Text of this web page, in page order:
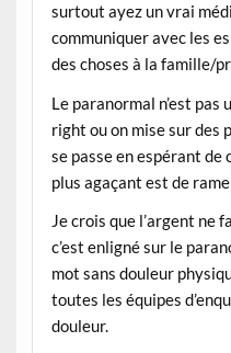
surtout ayez un vrai
communiquer avec les
des choses à la famille/
Le paranormal n’est pas
right ou on mise sur des
se passe en espérant de
plus agaçant est de
Je crois que l’argent ne
c’est enligné sur le
mot sans douleur
toutes les équipes
douleur.